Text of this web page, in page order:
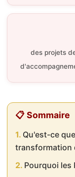
des projets
📋 Sommaire
Qu'est-ce
transformation
Pourquoi les